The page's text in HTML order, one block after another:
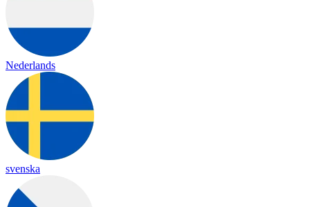
Nederlands
svenska